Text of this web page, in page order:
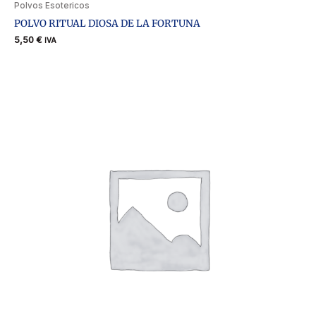
Polvos Esotericos
POLVO RITUAL DIOSA DE LA FORTUNA
5,50 € IVA